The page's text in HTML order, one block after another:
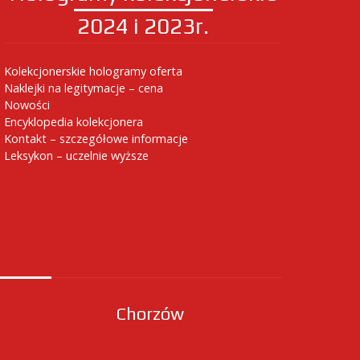
2024 i 2023r.
Kolekcjonerskie hologramy oferta
Naklejki na legitymacje – cena
Nowości
Encyklopedia kolekcjonera
Kontakt – szczegółowe informacje
Leksykon – uczelnie wyższe
Chorzów